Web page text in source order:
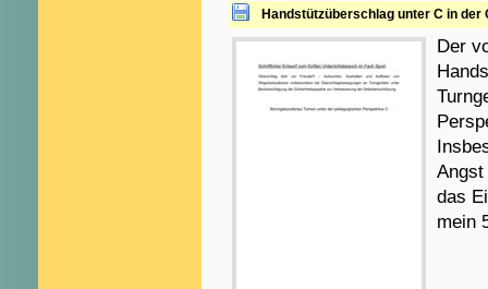
Handstützüberschlag unter C in der
Der
Angst
das
mein